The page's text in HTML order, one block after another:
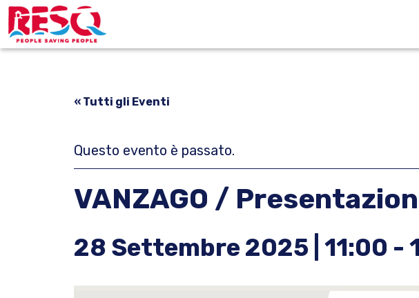
Passa
alla
navigazione
Passa
al
contenuto
Passa
alla
barra
ResQ
« Tutti gli Eventi
Questo evento è passato.
VANZAGO /
28 Settembre 2025 | 11:00 -